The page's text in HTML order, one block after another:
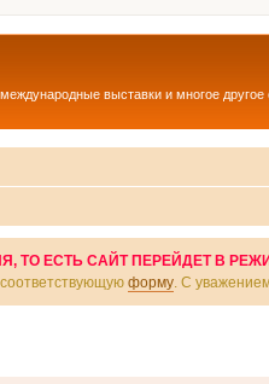
выставки и многое
ЕСТЬ САЙТ ПЕРЕЙДЕТ В
форму . С